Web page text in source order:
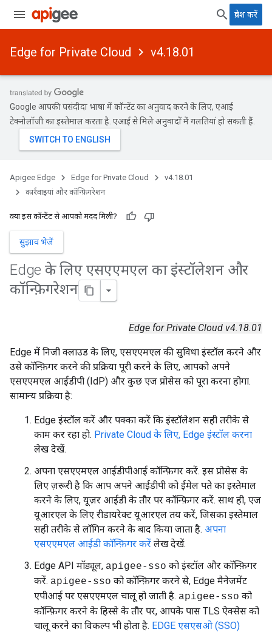
प्रवेश करें
Edge for Private Cloud v4.18.01
Google आपकी पसंदीदा भाषा में कॉन्टेंट का अनुवाद करने के लिए, एआई
टेक्नोलॉजी का इस्तेमाल करता है. एआई से मिले अनुवादों में गलतियां हो सकती हैं.
Apigee Edge Edge for Private Cloud
v4.18.01
कार्रवाइयां और कॉन्फ़िगरेशन
क्या इस कॉन्टेंट से आपको मदद मिली?
सुझाव भेजें
Edge के लिए एसएएमएल का इंस्टॉलेशन और
कॉन्फ़िगरेशन
Edge for Private Cloud v4.18.01
Edge में निजी क्लाउड के लिए, एसएएमएल की सुविधा इंस्टॉल करने और
उसे कॉन्फ़िगर करने की प्रक्रिया पूरी करने के लिए, आपको अपने
एसएएमएल आईडीपी (IdP) और कुछ एज प्रोसेस को पूरा करना होगा.
सामान्य प्रक्रिया है:
Edge इंस्टॉल करें और पक्का करें कि इंस्टॉलेशन सही तरीके से
काम कर रहा हो. Private Cloud के लिए, Edge इंस्टॉल करना
लेख देखें.
अपना एसएएमएल आईडीपीआई कॉन्फ़िगर करें. इस प्रोसेस के
लिए ज़रूरी है कि आप अपने आईडीपी को ईमेल पते का इस्तेमाल
करने के लिए, यूज़र आईडी के तौर पर कॉन्फ़िगर करें. साथ ही, एज
यूआरएल के लिए रीडायरेक्ट यूआरएल तय करें, जिसका इस्तेमाल
सही तरीके से लॉगिन करने के बाद किया जाता है. अपना
एसएएमएल आईडी कॉन्फ़िगर करें लेख देखें.
Edge API मॉड्यूल, apigee-sso को इंस्टॉल और कॉन्फ़िगर
करें. apigee-sso को कॉन्फ़िगर करने से, Edge मैनेजमेंट
एपीआई पर एसएएमएल चालू हो जाती है. apigee-sso को
कॉन्फ़िगर करने के हिस्से के तौर पर, आपके पास TLS ऐक्सेस को
चालू करने का विकल्प भी होता है. EDGE एसएसओ (SSO)